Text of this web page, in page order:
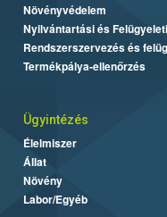
Növényvédelem
Nyilvántartási és
Rendszerszervezés és
Termékpálya-ellenőrzés
Ügyintézés
Élelmiszer
Állat
Növény
Labor/Egyéb